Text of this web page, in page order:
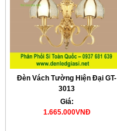
Đèn Vách Tường Hiện Đại GT-
3013
Giá:
1.665.000VNĐ